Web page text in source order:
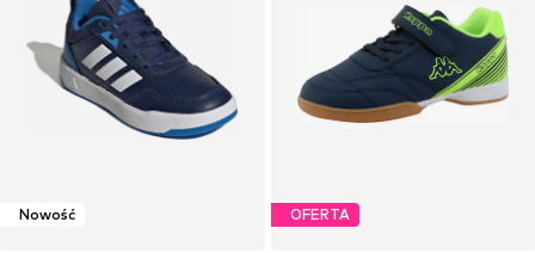
Nowość OFERTA